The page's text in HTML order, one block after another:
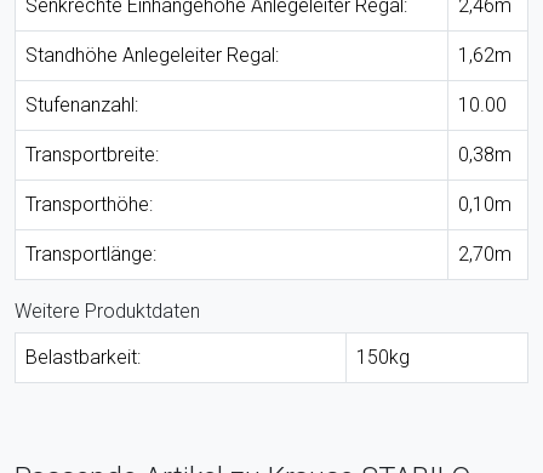
Senkrechte Einhängehöhe Anlegeleiter Regal: 2,46m
Standhöhe Anlegeleiter Regal: 1,62m
Stufenanzahl: 10.00
Transportbreite: 0,38m
Transporthöhe: 0,10m
Transportlänge: 2,70m
Weitere Produktdaten
Belastbarkeit:
150kg